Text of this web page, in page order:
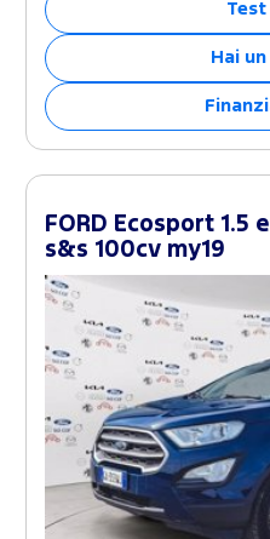
Test
Hai
FORD Ecosport 1.5
s&s 100cv my19